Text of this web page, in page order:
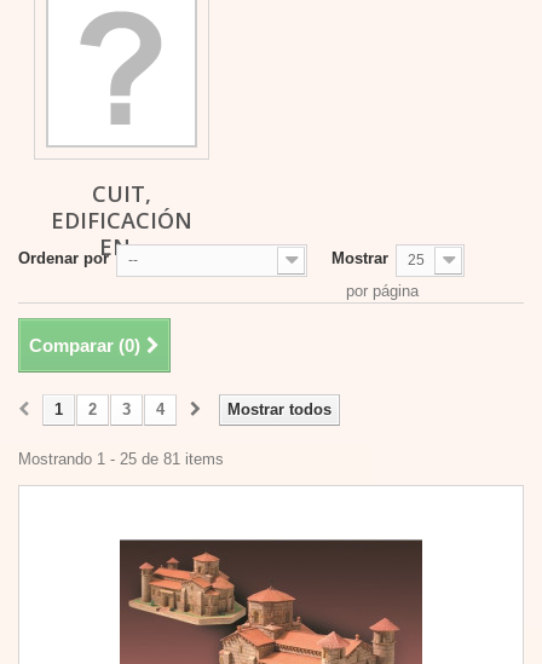
CUIT,
EDIFICACIÓN
EN...
Ordenar por -- Mostrar 25
por página
Comparar (0)
Mostrar todos
1 2 3 4
Mostrando 1 - 25 de 81 items